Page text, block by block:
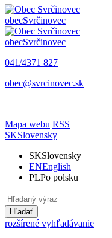
obecSvrčinovec
obecSvrčinovec
041/4371 827
obec@svrcinovec.sk
Mapa webu RSS
SKSlovensky
SKSlovensky
ENEnglish
PLPo polsku
Hľadať
rozšírené vyhľadávanie